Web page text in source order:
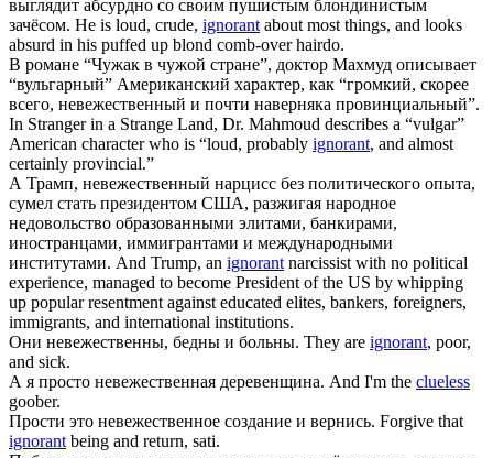
выглядит абсурдно со своим пушистым блондинистым
зачёсом. He is loud, crude, ignorantabout most things, and looks
absurd in his puffed up blond comb-over hairdo.
В романе “Чужак в чужой стране”, доктор Махмуд описывает
“вульгарный” Американский характер, как “громкий, скорее
всего, невежественный и почти наверняка провинциальный”.
In Stranger in a Strange Land, Dr. Mahmoud describes a “vulgar”
American character who is “loud, probably ignorant, and almost
certainly provincial.”
А Трамп, невежественный нарцисс без политического опыта,
сумел стать президентом США, разжигая народное
недовольство образованными элитами, банкирами,
иностранцами, иммигрантами и международными
институтами. And Trump, an ignorantnarcissist with no political
experience, managed to become President of the US by whipping
up popular resentment against educated elites, bankers, foreigners,
immigrants, and international institutions.
Они невежественны, бедны и больны. They are ignorant, poor,
and sick.
А я просто невежественная деревенщина. And I'm the clueless
goober.
Прости это невежественное создание и вернись. Forgive that
ignorantbeing and return, sati.